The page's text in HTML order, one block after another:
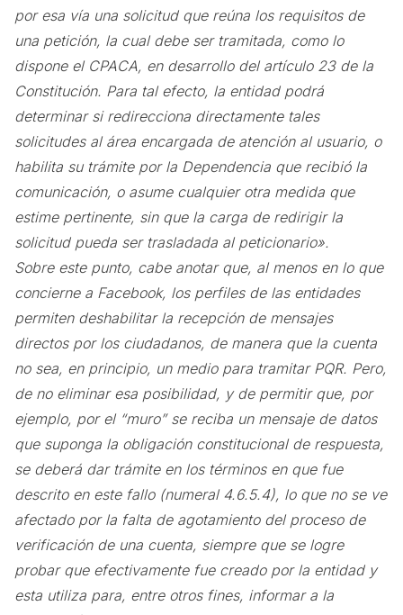
por esa vía una solicitud que reúna los requisitos de
una petición, la cual debe ser tramitada, como lo
dispone el CPACA, en desarrollo del artículo 23 de la
Constitución. Para tal efecto, la entidad podrá
determinar si redirecciona directamente tales
solicitudes al área encargada de atención al usuario, o
habilita su trámite por la Dependencia que recibió la
comunicación, o asume cualquier otra medida que
estime pertinente, sin que la carga de redirigir la
solicitud pueda ser trasladada al peticionario».
Sobre este punto, cabe anotar que, al menos en lo que
concierne a Facebook, los perfiles de las entidades
permiten deshabilitar la recepción de mensajes
directos por los ciudadanos, de manera que la cuenta
no sea, en principio, un medio para tramitar PQR. Pero,
de no eliminar esa posibilidad, y de permitir que, por
ejemplo, por el “muro” se reciba un mensaje de datos
que suponga la obligación constitucional de respuesta,
se deberá dar trámite en los términos en que fue
descrito en este fallo (numeral 4.6.5.4), lo que no se ve
afectado por la falta de agotamiento del proceso de
verificación de una cuenta, siempre que se logre
probar que efectivamente fue creado por la entidad y
esta utiliza para, entre otros fines, informar a la